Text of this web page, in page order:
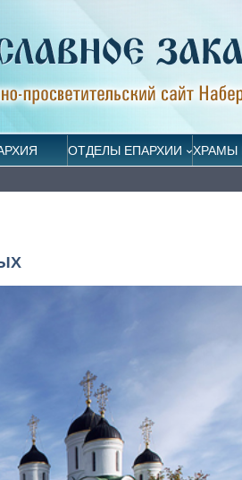
ОТДЕЛЫ ЕПАРХИИ ХРАМЫ